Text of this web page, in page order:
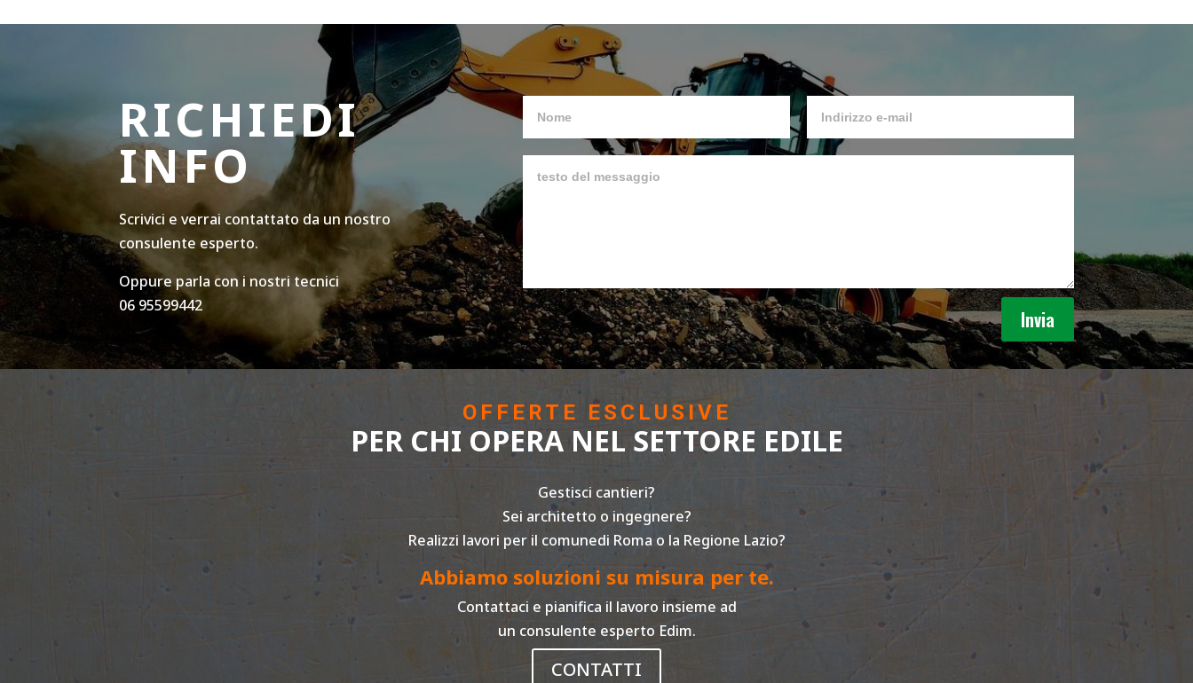
RICHIEDI
INFO
Scrivici e verrai contattato da un nostro
consulente esperto.
Oppure parla con i nostri tecnici
06 95599442
Invia
OFFERTE ESCLUSIVE
PER CHI OPERA NEL SETTORE EDILE
Gestisci cantieri?
Sei architetto o ingegnere?
Realizzi lavori per il comunedi Roma o la Regione Lazio?
Abbiamo soluzioni su misura per te.
Contattaci e pianifica il lavoro insieme ad
un consulente esperto Edim.
CONTATTI